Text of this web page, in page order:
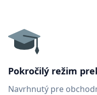
Pokročilý režim
Navrhnutý pre